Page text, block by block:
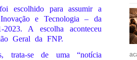
escolhido para assumir a
e Tecnologia – da
A escolha aconteceu
Geral da FNP.
trata-se de uma “notícia